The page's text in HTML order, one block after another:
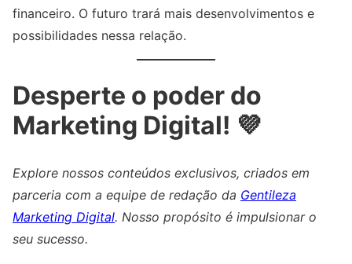
financeiro. O futuro trará mais desenvolvimentos e
possibilidades nessa relação.
Desperte o poder do
Marketing Digital! 💜
Explore nossos conteúdos exclusivos, criados em
parceria com a equipe de redação da Gentileza
Marketing Digital. Nosso propósito é impulsionar o
seu sucesso.